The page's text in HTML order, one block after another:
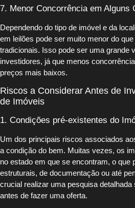
7. Menor Concorrência em Alguns
Dependendo do tipo de imóvel e da
em leilões pode ser muito menor do
tradicionais. Isso pode ser uma grande
investidores, já que menos
preços mais baixos.
Riscos a Considerar Antes de
de Imóveis
1. Condições pré-existentes do
Um dos principais riscos associados
a condição do bem. Muitas vezes, os
no estado em que se encontram, o que
estruturais, de documentação ou até
crucial realizar uma pesquisa detalhada
antes de fazer uma oferta.